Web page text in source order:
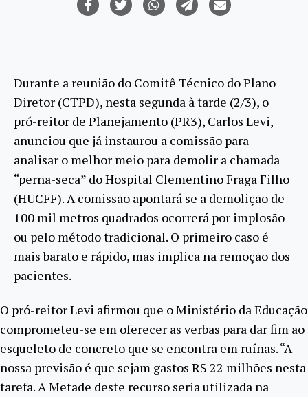
Durante a reunião do Comitê Técnico do Plano
Diretor (CTPD), nesta segunda à tarde (2/3), o
pró-reitor de Planejamento (PR3), Carlos Levi,
anunciou que já instaurou a comissão para
analisar o melhor meio para demolir a chamada
“perna-seca” do Hospital Clementino Fraga Filho
(HUCFF). A comissão apontará se a demolição de
100 mil metros quadrados ocorrerá por implosão
ou pelo método tradicional. O primeiro caso é
mais barato e rápido, mas implica na remoção dos
pacientes.
O pró-reitor Levi afirmou que o Ministério da Educação
comprometeu-se em oferecer as verbas para dar fim ao
esqueleto de concreto que se encontra em ruínas. “A
nossa previsão é que sejam gastos R$ 22 milhões nesta
tarefa. A Metade deste recurso seria utilizada na